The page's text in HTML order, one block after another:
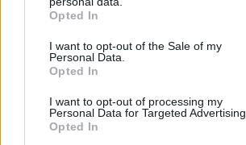
Opted In
I want to opt-out of the Sale of my
Personal Data.
Opted In
I want to opt-out of processing my
Personal Data for Targeted Advertising.
Opted In
Seu social
Oficina virtual
Contractació de serveis